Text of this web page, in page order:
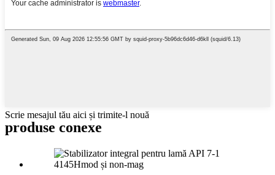
Scrie mesajul tău aici și trimite-l nouă
produse conexe